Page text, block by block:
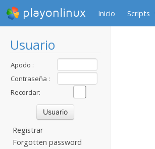
playonlinux Inicio Scripts
Usuario
Apodo :
Contraseña :
Recordar:
Registrar
Forgotten password